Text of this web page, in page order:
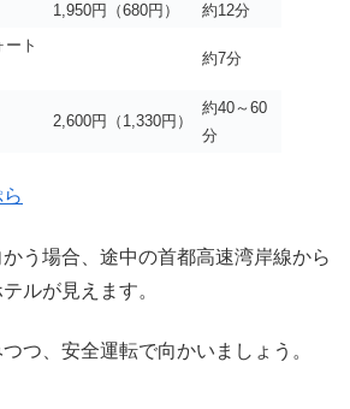
1,950円（680円）
約12分
ト
約7分
2,600円（1,330円）
約40～60
分
ら
う場合、途中の首都高速湾岸線から
ルが見えます。
つ、安全運転で向かいましょう。